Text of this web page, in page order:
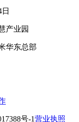
产业园
华东总部
号-1营业执照